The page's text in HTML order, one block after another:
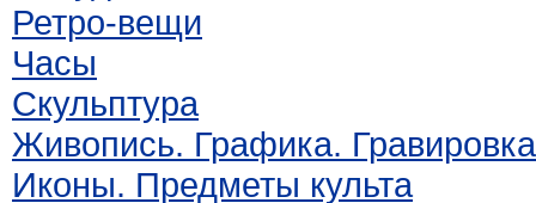
Ретро-вещи
Часы
Скульптура
Живопись. Графика. Гравировка
Иконы. Предметы культа